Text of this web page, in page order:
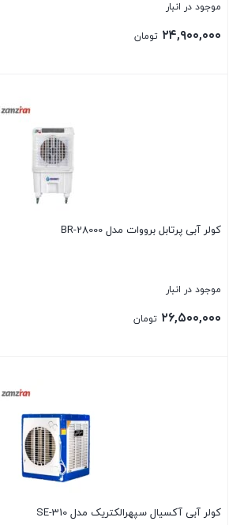
موجود در انبار
۲۴,۹۰۰,۰۰۰ تومان
کولر آبی پرتابل برووات مدل BR-28000
موجود در انبار
۲۶,۵۰۰,۰۰۰ تومان
كولر آبی آكسيال سپهرالكتريک مدل SE-310